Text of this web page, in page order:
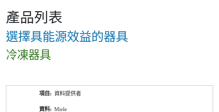
產品列表
選擇具能源效益的器具
冷凍器具
資料提供者
Miele